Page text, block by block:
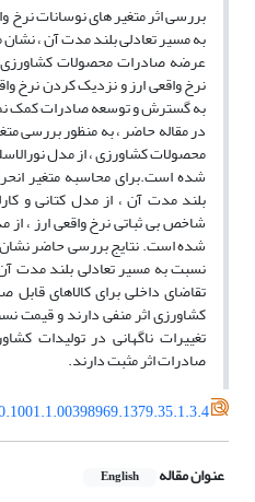
بررسی اثر متغیر های نوسانات نرخ
به مسیر تعادلی بلند مدت آن ،
عرضه صادرات محصولات کشاورزی
نرخ واقعی ارز و نزدیک کردن نرخ
به گسترش و توسعه صادرات کمک
در مقاله حاضر ، به منظور بررسی
شده است.برای محاسبه متغیر
شده است. نتایج بررسی حاضر
نسبت به مسیر تعادلی بلند مدت
تقاضای داخلی برای کالاهای
کشاورزی اثر منفی دارند و قیمت
تغییرات ناگهانی در تولیدات
صادرات اثر مثبت دارند.
عنوان مقاله English